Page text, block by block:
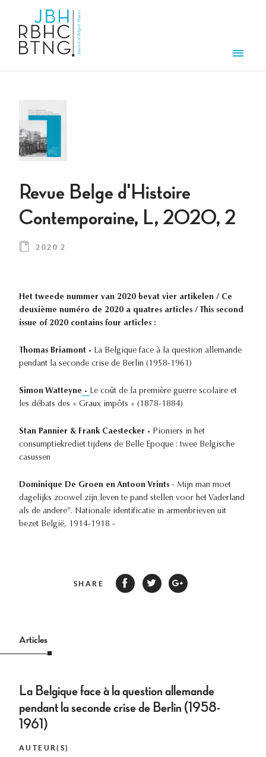
Revue Belge d'Histoire
Contemporaine, L, 2020, 2
2020 2
Het tweede nummer van 2020 bevat vier artikelen / Ce
deuxième numéro de 2020 a quatres articles / This second
issue of 2020 contains four articles :
Thomas Briamont - La Belgique face à la question allemande
pendant la seconde crise de Berlin (1958-1961)
Simon Watteyne - Le coût de la première guerre scolaire et
les débats des « Graux impôts » (1878-1884)
Stan Pannier & Frank Caestecker - Pioniers in het
consumptiekrediet tijdens de Belle Epoque : twee Belgische
casussen
Dominique De Groen en Antoon Vrints - Mijn man moet
dagelijks zoowel zijn leven te pand stellen voor het Vaderland
als de andere”. Nationale identificatie in armenbrieven uit
bezet België, 1914-1918 -
SHARE
Articles
La Belgique face à la question allemande
pendant la seconde crise de Berlin (1958-
1961)
AUTEUR(S)